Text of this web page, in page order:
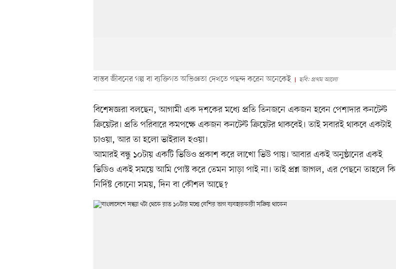
বাস্তব জীবনের গল্প বা ব্যক্তিগত অভিজ্ঞতা দেখতে পছন্দ করেন অনেকেই ছবি: প্রথম আলো
বিশেষজ্ঞরা বলছেন, আগামী এক দশকের মধ্যে প্রতি তিনজনে একজন হবেন পেশাদার কনটেন্ট
ক্রিয়েটর। প্রতি পরিবারে কমপক্ষে একজন কনটেন্ট ক্রিয়েটর থাকবেই। তাই সবারই থাকবে একটাই
চাওয়া, আর তা হলো ভাইরাল হওয়া।
আমারই বন্ধু ১০টায় একটি ভিডিও প্রকাশ করে লাখো ভিউ পায়। আবার একই অনুষ্ঠানের একই
ভিডিও একই সময়ে আমি পোস্ট করে তেমন সাড়া পাই না। তাই প্রশ্ন জাগল, এর পেছনে তাহলে কি
নির্দিষ্ট কোনো সময়, দিন বা কৌশল আছে?